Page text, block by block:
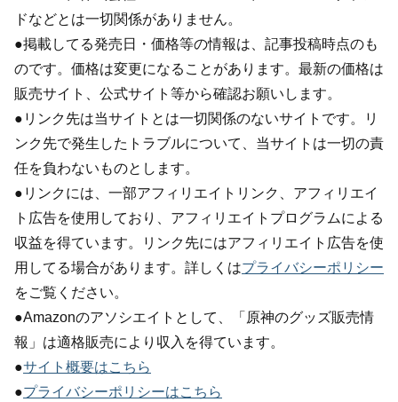
ドなどとは一切関係がありません。
●掲載してる発売日・価格等の情報は、記事投稿時点のも
のです。価格は変更になることがあります。最新の価格は
販売サイト、公式サイト等から確認お願いします。
●リンク先は当サイトとは一切関係のないサイトです。リ
ンク先で発生したトラブルについて、当サイトは一切の責
任を負わないものとします。
●リンクには、一部アフィリエイトリンク、アフィリエイ
ト広告を使用しており、アフィリエイトプログラムによる
収益を得ています。リンク先にはアフィリエイト広告を使
用してる場合があります。詳しくはプライバシーポリシー
をご覧ください。
●Amazonのアソシエイトとして、「原神のグッズ販売情
報」は適格販売により収入を得ています。
●サイト概要はこちら
●プライバシーポリシーはこちら